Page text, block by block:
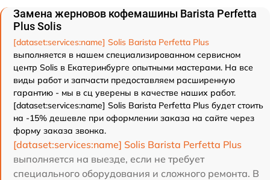
Замена жерновов кофемашины Barista Perfetta
Plus Solis
[dataset:services:name] Solis Barista Perfetta Plus
выполняется в нашем специализированном сервисном
центр Solis в Екатеринбурге опытными мастерами. На все
виды работ и запчасти предоставляем расширенную
гарантию - мы в сц уверены в качестве наших работ.
[dataset:services:name] Solis Barista Perfetta Plus будет стоить
на -15% дешевле при оформлении заказа на сайте через
форму заказа звонка.
[dataset:services:name] Solis Barista Perfetta Plus
выполняется на выезде, если не требует
специального оборудования и сложного ремонта. В